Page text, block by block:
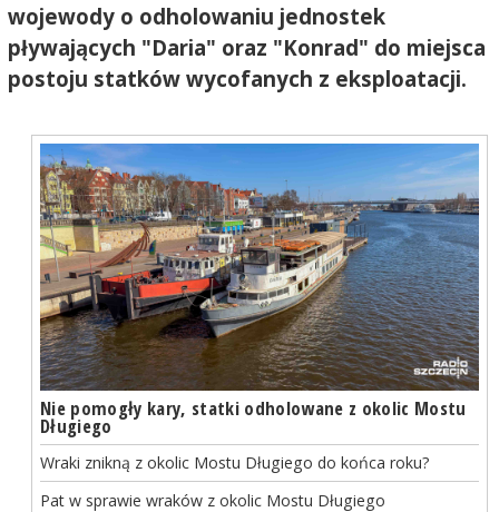
wojewody o odholowaniu jednostek
pływających "Daria" oraz "Konrad" do miejsca
postoju statków wycofanych z eksploatacji.
Nie pomogły kary, statki odholowane z okolic Mostu
Długiego
Wraki znikną z okolic Mostu Długiego do końca roku?
Pat w sprawie wraków z okolic Mostu Długiego